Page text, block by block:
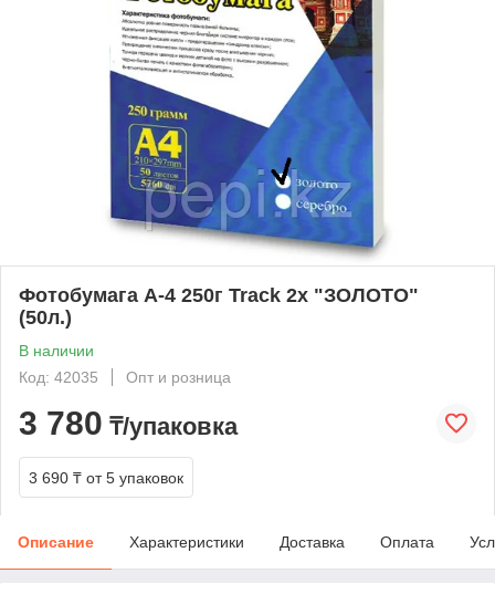
Фотобумага А-4 250г Track 2х "ЗОЛОТО"
(50л.)
В наличии
Код: 42035
Опт и розница
3 780 ₸/упаковка
3 690 ₸ от 5 упаковок
Описание Характеристики Доставка Оплата